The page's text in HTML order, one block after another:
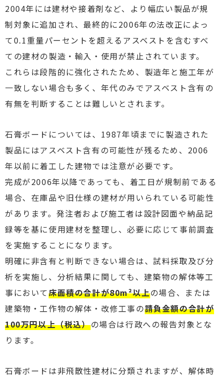
2004年には建材や接着剤など、より幅広い製品が規
制対象に追加され、最終的に2006年の法改正によっ
て0.1重量パーセントを超えるアスベストを含むすべ
ての建材の製造・輸入・使用が禁止されています。
これらは段階的に強化されたため、製造年と施工年が
一致しない場合も多く、年代のみでアスベスト含有の
有無を判断することは難しいとされます。
石膏ボードについては、1987年頃までに製造された
製品にはアスベスト含有の可能性が残るため、2006
年以前に着工した建物では注意が必要です。
完成が2006年以降であっても、着工日が規制前である
場合、在庫品や旧仕様の建材が用いられている可能性
があります。発注者および施工者は設計図面や納品記
録等を基に使用建材を整理し、必要に応じて事前調査
を実施することになります。
明確に非含有と判断できない場合は、試料採取及び分
析を実施し、分析結果に関しても、建築物の解体等工
事において床面積の合計が80m²以上の場合、または
建築物・工作物の解体・改修工事の請負金額の合計が
100万円以上（税込）の場合は行政への報告対象とな
ります。
石膏ボードは非飛散性建材に分類されますが、解体時